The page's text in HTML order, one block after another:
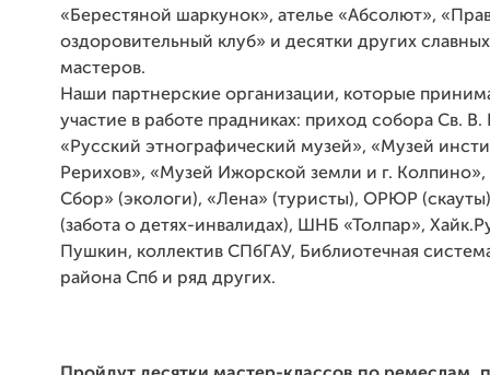
«Берестяной шаркунок», ателье «Абсолют»,
оздоровительный клуб» и десятки других
мастеров.
Наши партнерские организации, которые
участие в работе прадниках: приход собора Св. В.
«Русский этнографический музей», «Музей
Рерихов», «Музей Ижорской земли и г.
Сбор» (экологи), «Лена» (туристы), ОРЮР
(забота о детях-инвалидах), ШНБ «Толпар»,
Пушкин, коллектив СПбГАУ, Библиотечная
района Спб и ряд других.